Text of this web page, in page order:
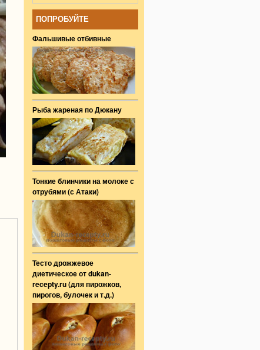
ПОПРОБУЙТЕ
Фальшивые отбивные
Рыба жареная по Дюкану
Тонкие блинчики на молоке с
отрубями (с Атаки)
Тесто дрожжевое
диетическое от dukan-
recepty.ru (для пирожков,
пирогов, булочек и т.д.)